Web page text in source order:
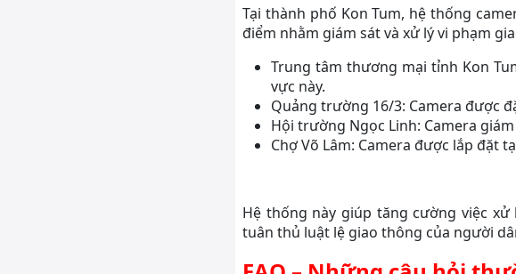
Tại thành phố Kon Tum, hệ thống
điểm nhằm giám sát và xử lý vi phạm
Trung tâm thương mại tỉnh Kon
vực này.
Quảng trường 16/3: Camera được
Hội trường Ngọc Linh: Camera
Chợ Võ Lâm: Camera được lắp đặt
Hệ thống này giúp tăng cường việc
tuân thủ luật lệ giao thông của người